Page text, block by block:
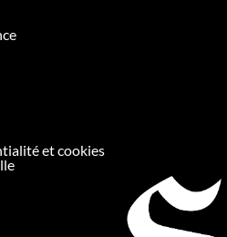
et cookies